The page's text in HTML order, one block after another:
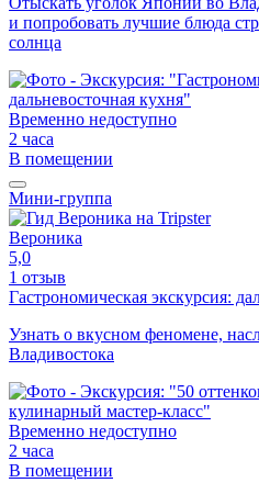
и попробовать лучшие блюда
солнца
Временно недоступно
2 часа
В помещении
Мини-группа
Вероника
5,0
1 отзыв
Гастрономическая экскурсия:
Узнать о вкусном феномене,
Владивостока
Временно недоступно
2 часа
В помещении